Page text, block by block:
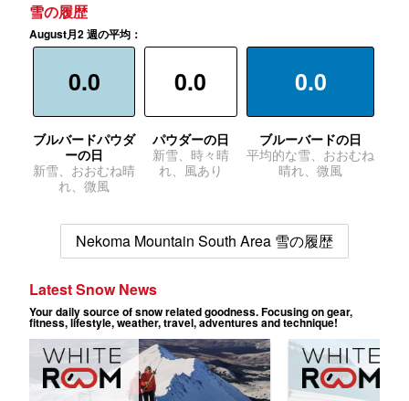
雪の履歴
August月2 週の平均：
0.0
ブルバードパウダ
ーの日
新雪、おおむね晴
れ、微風
0.0
パウダーの日
新雪、時々晴
れ、風あり
0.0
ブルーバードの日
平均的な雪、おおむね
晴れ、微風
Nekoma Mountain South Area 雪の履歴